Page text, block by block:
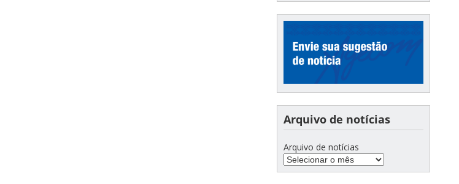
Arquivo de notícias
Arquivo de notícias